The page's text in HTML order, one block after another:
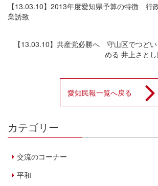
【13.03.10】2013年度愛知県予算の特徴 行
業誘致
【13.03.10】共産党必勝へ 守山区でつど
める 井上さと
愛知民報一覧へ戻る
カテゴリー
交流のコーナー
平和